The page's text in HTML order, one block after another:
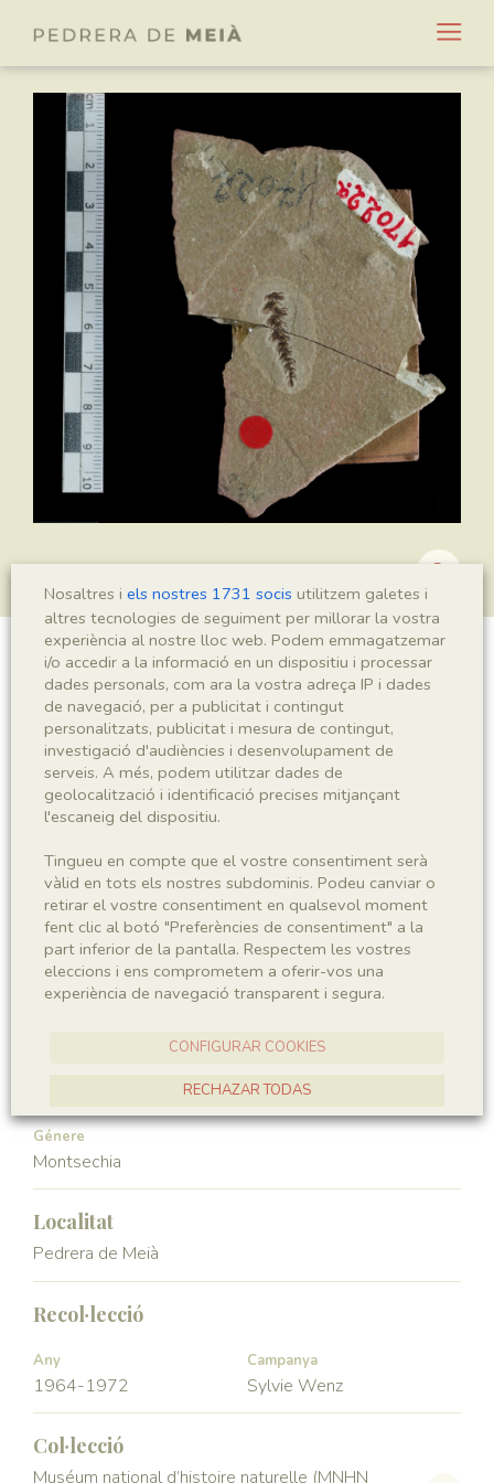
Montsechia vidalii
Sigla
MNHN 17022a
Taxonomia
Regne
Plantae
Phyllum
Spermatophyta
Subphyllum
Angiospermae
Classe
Magnoliopsida
Montsechiaceae
Génere
Montsechia
Localitat
Pedrera de Meià
Recol·lecció
Any
1964-1972
Campanya
Sylvie Wenz
Col·lecció
Muséum national d’histoire naturelle (MNHN
Nosaltres i els nostres 1731 socis utilitzem galetes i
altres tecnologies de seguiment per millorar la vostra
experiència al nostre lloc web. Podem emmagatzemar
i/o accedir a la informació en un dispositiu i processar
dades personals, com ara la vostra adreça IP i dades
de navegació, per a publicitat i contingut
personalitzats, publicitat i mesura de contingut,
investigació d'audiències i desenvolupament de
serveis. A més, podem utilitzar dades de
geolocalització i identificació precises mitjançant
l'escaneig del dispositiu.
Tingueu en compte que el vostre consentiment serà
vàlid en tots els nostres subdominis. Podeu canviar o
retirar el vostre consentiment en qualsevol moment
fent clic al botó "Preferències de consentiment" a la
part inferior de la pantalla. Respectem les vostres
eleccions i ens comprometem a oferir-vos una
experiència de navegació transparent i segura.
CONFIGURAR COOKIES
RECHAZAR TODAS
ACCEPTAR TOTES